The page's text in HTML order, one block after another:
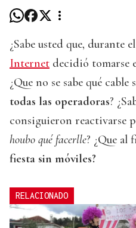
¿Sabe usted que, durante
Internet decidió tomarse
¿Que no se sabe qué
todas las operadoras?
consiguieron reactivarse
houbo qué facerlle? ¿Que al
fiesta sin móviles?
RELACIONADO